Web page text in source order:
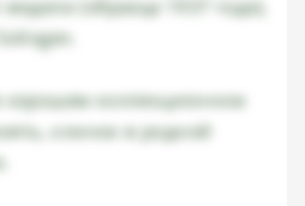
(образца 1937 года),
хорошем коллекционном
клинок в родной